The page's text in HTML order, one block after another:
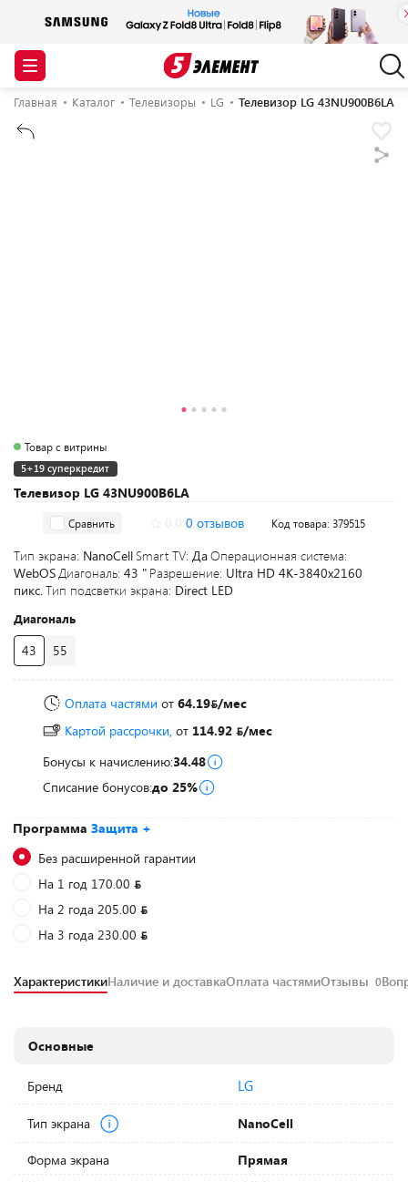
Главная Каталог Телевизоры LG Телевизор LG 43NU900B6LA
Телевизор LG 43NU900B6LA
Товар с витрины
5+19 суперкредит
Программа Защита +
Без расширенной гарантии
На 1 год 170.00
На 2 года 205.00
На 3 года 230.00
Сравнить 0 отзывов Код товара: 379515
Тип экрана: NanoCell Smart TV: ДаОперационная система:
WebOSДиагональ: 43 " Разрешение: Ultra HD 4K-3840x2160
пикс.Тип подсветки экрана: Direct LED
Диагональ
43 55
Оплата частями от 64.19 /мес
Картой рассрочки, от 114.92
/мес
Бонусы к начислению:34.48
Списание бонусов:до 25%
ХарактеристикиНаличие и доставкаОплата частямиОтзывы 0
Основные
Бренд LG
Тип экрана NanoCell
Форма экрана
Прямая